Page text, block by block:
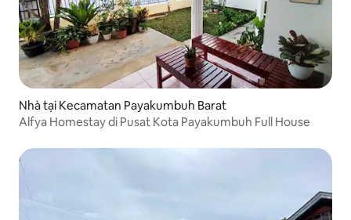
Nhà tại Kecamatan Payakumbuh Barat
Alfya Homestay di Pusat Kota Payakumbuh Full House